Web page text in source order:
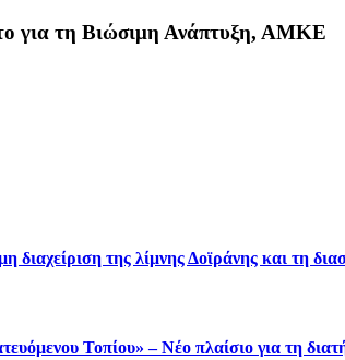
για τη Βιώσιμη Ανάπτυξη, ΑΜΚΕ
της λίμνης Δοϊράνης και τη
Τοπίου» – Νέο πλαίσιο για τη